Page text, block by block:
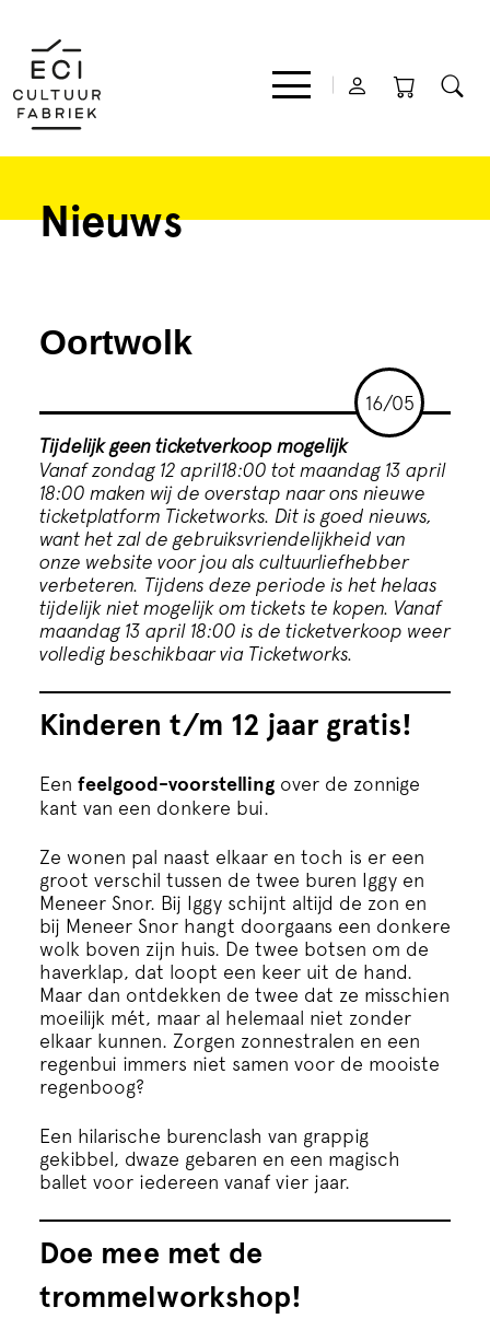
Film
Theater
Cursus
Onderwijs
ECI Cultuurcafé
Over ons
Nieuws
Oortwolk
16/05
Tijdelijk geen ticketverkoop mogelijk
Vanaf zondag 12 april18:00 tot maandag 13 april
18:00 maken wij de overstap naar ons nieuwe
ticketplatform Ticketworks. Dit is goed nieuws,
want het zal de gebruiksvriendelijkheid van
onze website voor jou als cultuurliefhebber
verbeteren. Tijdens deze periode is het helaas
tijdelijk niet mogelijk om tickets te kopen. Vanaf
maandag 13 april 18:00 is de ticketverkoop weer
volledig beschikbaar via Ticketworks.
Kinderen t/m 12 jaar gratis!
Een feelgood-voorstelling over de zonnige
kant van een donkere bui.
Ze wonen pal naast elkaar en toch is er een
groot verschil tussen de twee buren Iggy en
Meneer Snor. Bij Iggy schijnt altijd de zon en
bij Meneer Snor hangt doorgaans een donkere
wolk boven zijn huis. De twee botsen om de
haverklap, dat loopt een keer uit de hand.
Maar dan ontdekken de twee dat ze misschien
moeilijk mét, maar al helemaal niet zonder
elkaar kunnen. Zorgen zonnestralen en een
regenbui immers niet samen voor de mooiste
regenboog?
Een hilarische burenclash van grappig
gekibbel, dwaze gebaren en een magisch
ballet voor iedereen vanaf vier jaar.
Doe mee met de
trommelworkshop!